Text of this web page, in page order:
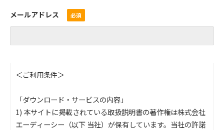
メールアドレス
＜ご利用条件＞
「ダウンロード・サービスの内容」
1) 本サイトに掲載されている取扱説明書の著作権は株式会社
エーディーシー（以下 当社）が保有しています。当社の許諾